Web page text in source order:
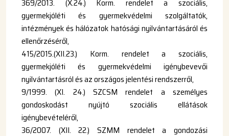
369/2013. (X.24.) Korm. rendelet a szociális,
gyermekjóléti és gyermekvédelmi szolgáltatók,
intézmények és hálózatok hatósági nyilvántartásáról és
ellenőrzéséről,
415/2015.(XII.23.) Korm. rendelet a szociális,
gyermekjóléti és gyermekvédelmi igénybevevői
nyilvántartásról és az országos jelentési rendszerről,
9/1999. (XI. 24.) SZCSM rendelet a személyes
gondoskodást nyújtó szociális ellátások
igénybevételéről,
36/2007. (XII. 22.) SZMM rendelet a gondozási